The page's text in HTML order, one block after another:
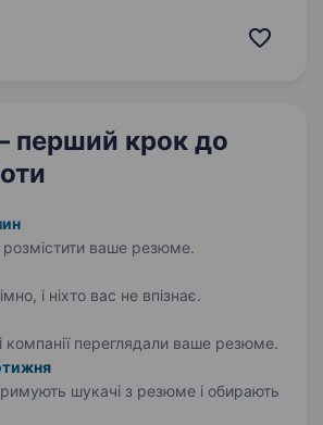
будівель, споруд
перший крок до
ваше резюме.
і ніхто вас не впізнає.
компанії переглядали ваше резюме.
шукачі з резюме і обирають